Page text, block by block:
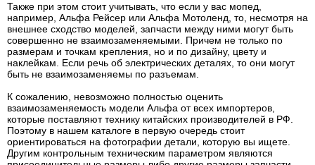
Также при этом стоит учитывать, что если у вас мопед,
например, Альфа Рейсер или Альфа Мотоленд, то, несмотря на
внешнее сходство моделей, запчасти между ними могут быть
совершенно не взаимозаменяемыми. Причем не только по
размерам и точкам крепления, но и по дизайну, цвету и
наклейкам. Если речь об электрических деталях, то они могут
быть не взаимозаменяемы по разъемам.
К сожалению, невозможно полностью оценить
взаимозаменяемость модели Альфа от всех импортеров,
которые поставляют технику китайских производителей в РФ.
Поэтому в нашем каталоге в первую очередь стоит
ориентироваться на фотографии детали, которую вы ищете.
Другим контрольным техническим параметром являются